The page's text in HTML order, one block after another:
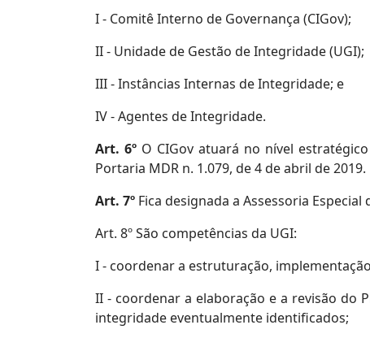
I - Comitê Interno de Governança (CIGov);
II - Unidade de Gestão de Integridade (UGI);
III - Instâncias Internas de Integridade; e
IV - Agentes de Integridade.
Art. 6º O CIGov atuará no nível
Portaria MDR n. 1.079, de 4 de abril de 2019.
Art. 7º Fica designada a Assessoria
Art. 8º São competências da UGI:
I - coordenar a estruturação,
II - coordenar a elaboração e a revisão do
integridade eventualmente identificados;